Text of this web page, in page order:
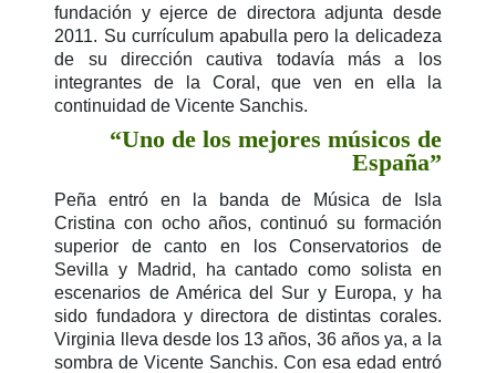
fundación y ejerce de directora adjunta desde
2011. Su currículum apabulla pero la delicadeza
de su dirección cautiva todavía más a los
integrantes de la Coral, que ven en ella la
continuidad de Vicente Sanchis.
“Uno de los mejores músicos de
España”
Peña entró en la banda de Música de Isla
Cristina con ocho años, continuó su formación
superior de canto en los Conservatorios de
Sevilla y Madrid, ha cantado como solista en
escenarios de América del Sur y Europa, y ha
sido fundadora y directora de distintas corales.
Virginia lleva desde los 13 años, 36 años ya, a la
sombra de Vicente Sanchis. Con esa edad entró